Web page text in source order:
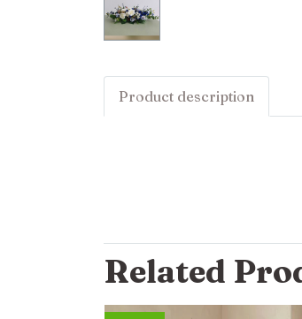
Product description
Related